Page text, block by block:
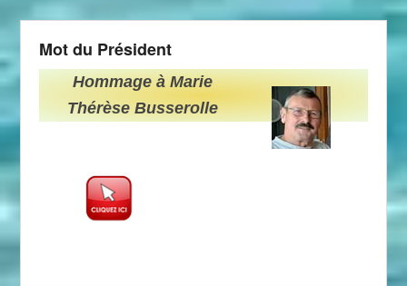
Mot du Président
Hommage à Marie
Thérèse Busserolle